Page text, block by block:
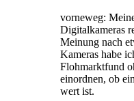
vorneweg:
Digitalkameras
Meinung nach
Kameras habe
Flohmarktfund
einordnen, ob
wert ist.